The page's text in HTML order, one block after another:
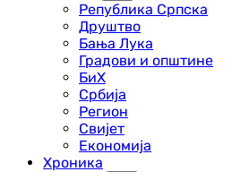
Република Српска
Друштво
Бања Лука
Градови и општине
БиХ
Србија
Регион
Свијет
Економија
Хроника